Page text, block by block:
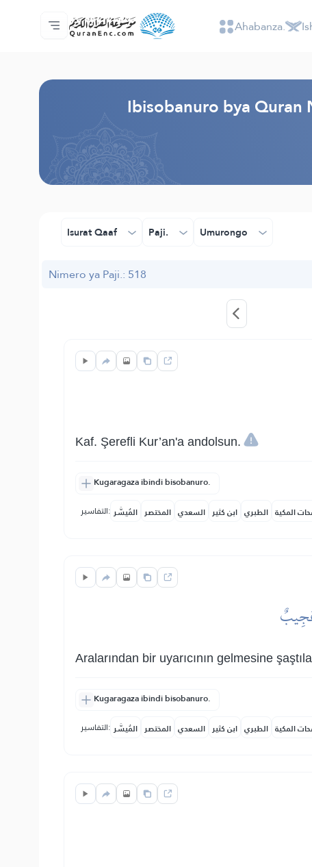
Ahabanza.
Ishakiro ry'ibisobanuro
Audio
Serivisi z'abakora amavugurura. - API
Ibijyanye n'umushinga.
Twandikire.
Ururimi. Ahabanza.
Ibisobanuro bya
Isurat Qaaf Paji. Umurongo
Nimero ya Paji.: 518
Kaf. Şerefli Kur’an'a andolsun.
Kugaragaza ibindi bisobanuro.
التفاسير: المُيسَّر المختصر السعدي ابن كثير الطبري المكية
Aralarından bir uyarıcının gelmesine
Kugaragaza ibindi bisobanuro.
التفاسير: المُيسَّر المختصر السعدي ابن كثير الطبري المكية